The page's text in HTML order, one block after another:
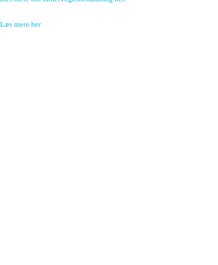
Læs mere her